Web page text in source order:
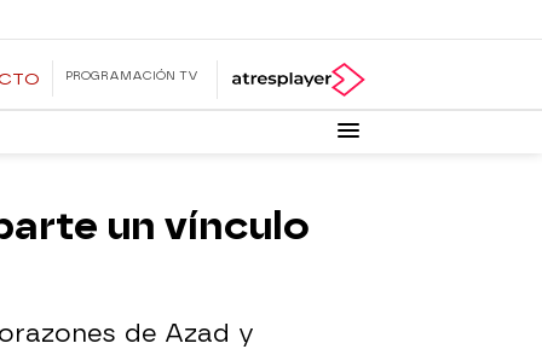
PROGRAMACIÓN TV
un vínculo
de Azad y